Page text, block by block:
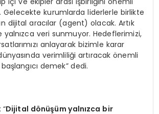
Gelecekte kurumlarda liderlerle birlikte
dijital aracılar (agent) olacak. Artık
yalnızca veri sunmuyor. Hedeflerimizi,
anlayarak bizimle karar
verimliliği artıracak önemli
demek” dedi.
“Dijital dönüşüm yalnızca bir